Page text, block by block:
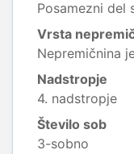
Posamezni del
Vrsta
Nepremičnina
Nadstropje
4. nadstropje
Število sob
3-sobno